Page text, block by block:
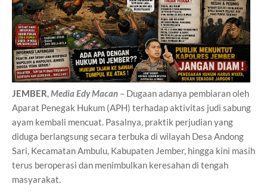
JEMBER,Media Edy Macan – Dugaan adanya pembiaran oleh
Aparat Penegak Hukum (APH) terhadap aktivitas judi sabung
ayam kembali mencuat. Pasalnya, praktik perjudian yang
diduga berlangsung secara terbuka di wilayah Desa Andong
Sari, Kecamatan Ambulu, Kabupaten Jember, hingga kini masih
terus beroperasi dan menimbulkan keresahan di tengah
masyarakat.